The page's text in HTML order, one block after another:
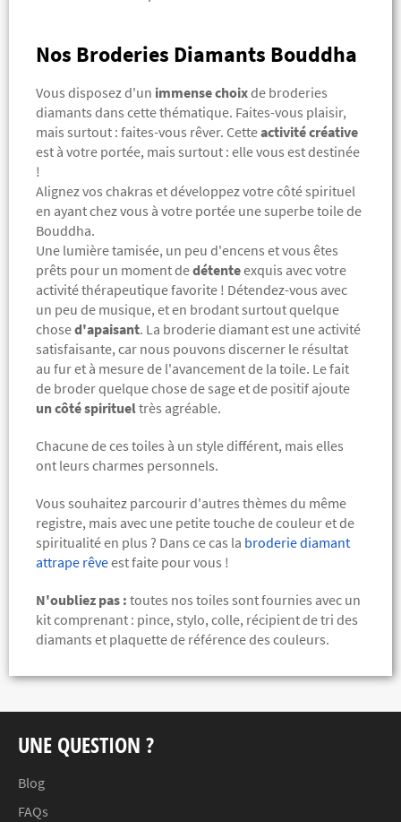
Nos Broderies Diamants Bouddha
Vous disposez d'un immense choixde broderies
diamants dans cette thématique. Faites-vous plaisir,
mais surtout : faites-vous rêver. Cetteactivité créative
est à votre portée, mais surtout : elle vous est destinée
!
Alignez vos chakras et développez votre côté spirituel
en ayant chez vous à votre portée une superbe toile de
Bouddha.
Une lumière tamisée, un peu d'encens et vous êtes
prêts pour un moment dedétenteexquis avec votre
activité thérapeutique favorite ! Détendez-vous avec
un peu de musique, et en brodant surtout quelque
chosed'apaisant. La broderie diamant est une activité
satisfaisante, car nous pouvons discerner le résultat
au fur et à mesure de l'avancement de la toile. Le fait
de broder quelque chose de sage et de positif ajoute
un côté spiritueltrès agréable.
Chacune de ces toiles à un style différent, mais elles
ont leurs charmes personnels.
Vous souhaitez parcourir d'autres thèmes du même
registre, mais avec une petite touche de couleur et de
spiritualité en plus ? Dans ce cas la broderie diamant
attrape rêveest faite pour vous !
N'oubliez pas : toutes nos toiles sont fournies avec un
kit comprenant : pince, stylo, colle, récipient de tri des
diamants et plaquette de référence des couleurs.
UNE QUESTION ?
Blog
FAQs